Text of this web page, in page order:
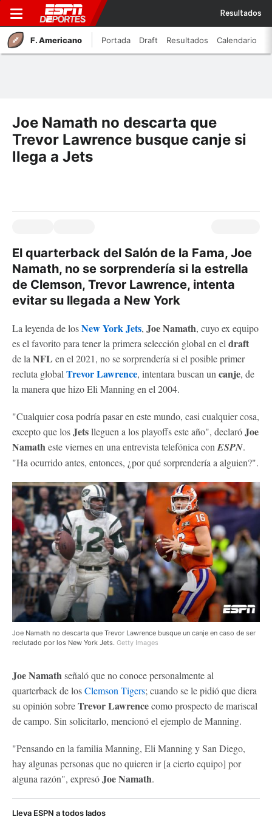
Resultados
F. Americano Portada Draft Resultados Calendario
Joe Namath no descarta que
Trevor Lawrence busque canje si
llega a Jets
El quarterback del Salón de la Fama, Joe
Namath, no se sorprendería si la estrella
de Clemson, Trevor Lawrence, intenta
evitar su llegada a New York
La leyenda de losNew York Jets, Joe Namath, cuyo ex equipo
es el favorito para tener la primera selección global en el draft
de la NFL en el 2021, no se sorprendería si el posible primer
recluta global Trevor Lawrence, intentara buscan un canje, de
la manera que hizo Eli Manning en el 2004.
"Cualquier cosa podría pasar en este mundo, casi cualquier cosa,
excepto que losJetslleguen a los playoffs este año", declaróJoe
Namatheste viernes en una entrevista telefónica con ESPN.
"Ha ocurrido antes, entonces, ¿por qué sorprendería a alguien?".
Joe Namath no descarta que Trevor Lawrence busque un canje en caso de ser
reclutado por los New York Jets. Getty Images
Joe Namathseñaló que no conoce personalmente al
quarterback de losClemson Tigers; cuando se le pidió que diera
su opinión sobreTrevor Lawrencecomo prospecto de mariscal
de campo. Sin solicitarlo, mencionó el ejemplo de Manning.
"Pensando en la familia Manning, Eli Manning y San Diego,
hay algunas personas que no quieren ir [a cierto equipo] por
alguna razón", expresóJoe Namath.
Lleva ESPN a todos lados